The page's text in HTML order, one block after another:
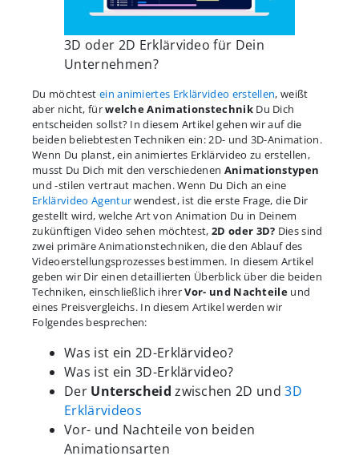
3D oder 2D Erklärvideo für Dein
Unternehmen?
Du möchtest ein animiertes Erklärvideo erstellen, weißt
aber nicht, fürwelche Animationstechnik Du Dich
entscheiden sollst? In diesem Artikel gehen wir auf die
beiden beliebtesten Techniken ein: 2D- und 3D-Animation.
Wenn Du planst, ein animiertes Erklärvideo zu erstellen,
musst Du Dich mit den verschiedenen Animationstypen
und -stilen vertraut machen. Wenn Du Dich an eine
Erklärvideo Agenturwendest, ist die erste Frage, die Dir
gestellt wird, welche Art von Animation Du in Deinem
zukünftigen Video sehen möchtest, 2D oder 3D? Dies sind
zwei primäre Animationstechniken, die den Ablauf des
Videoerstellungsprozesses bestimmen. In diesem Artikel
geben wir Dir einen detaillierten Überblick über die beiden
Techniken, einschließlich ihrerVor- und Nachteile und
eines Preisvergleichs. In diesem Artikel werden wir
Folgendes besprechen:
Was ist ein 2D-Erklärvideo?
Was ist ein 3D-Erklärvideo?
Der Unterscheidzwischen 2D und3D
Erklärvideos
Vor- und Nachteile von beiden
Animationsarten